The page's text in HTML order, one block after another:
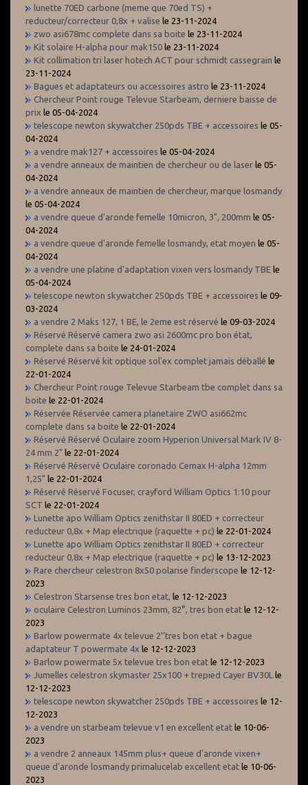
lunette 70ED carbone (meme que 70ed TS) +
reducteur/correcteur 0,8x + valise le 23-11-2024
zwo asi678mc complete dans sa boite le 23-11-2024
Kit solaire H-alpha pour mak150 le 23-11-2024
Kit collimation tri laser hotech ACT pour schmidt cassegrain le
23-11-2024
Bagues et adaptateurs ou accessoires astro le 23-11-2024
Chercheur Point rouge Televue Starbeam, derniere baisse de
prix le 05-04-2024
telescope newton skywatcher 250pds TBE + accessoires le 05-
04-2024
a vendre mak127 + accessoires le 05-04-2024
a vendre anneaux de maintien de chercheur ou de laser le 05-
04-2024
a vendre anneaux de maintien de chercheur, marque losmandy
le 05-04-2024
a vendre queue d'aronde femelle 10micron, 3", 200mm le 05-
04-2024
a vendre queue d'aronde femelle losmandy, etat moyen le 05-
04-2024
a vendre une platine d'adaptation vixen vers losmandy TBE le
05-04-2024
telescope newton skywatcher 250pds TBE + accessoires le 09-
03-2024
a vendre 2 Maks 127, 1 BE, le 2eme est réservé le 09-03-2024
Réservé Réservé camera zwo asi 2600mc pro bon état,
complete dans sa boite le 24-01-2024
Réservé Réservé kit optique sol'ex complet jamais déballé le
22-01-2024
Chercheur Point rouge Televue Starbeam tbe complet dans sa
boite le 22-01-2024
Réservée Réservée camera planetaire ZWO asi662mc
complete dans sa boite le 22-01-2024
Réservé Réservé Oculaire zoom Hyperion Universal Mark IV 8-
24 mm 2" le 22-01-2024
Réservé Réservé Oculaire coronado Cemax H-alpha 12mm
1,25" le 22-01-2024
Réservé Réservé Focuser, crayford William Optics 1:10 pour
SCT le 22-01-2024
Lunette apo William Optics zenithstar II 80ED + correcteur
reducteur 0,8x + Map electrique (raquette + pc) le 22-01-2024
Lunette apo William Optics zenithstar II 80ED + correcteur
reducteur 0,8x + Map electrique (raquette + pc) le 13-12-2023
Rare chercheur celestron 8x50 polarise finderscope le 12-12-
2023
Celestron Starsense tres bon etat, le 12-12-2023
oculaire Celestron Luminos 23mm, 82°, tres bon etat le 12-12-
2023
Barlow powermate 4x televue 2’’tres bon etat + bague
adaptateur T powermate 4x le 12-12-2023
Barlow powermate 5x televue tres bon etat le 12-12-2023
Jumelles celestron skymaster 25x100 + trepied Cayer BV30L le
12-12-2023
telescope newton skywatcher 250pds TBE + accessoires le 12-
12-2023
a vendre un starbeam televue v1 en excellent etat le 10-06-
2023
a vendre 2 anneaux 145mm plus+ queue d'aronde vixen+
queue d'aronde losmandy primalucelab excellent etat le 10-06-
2023